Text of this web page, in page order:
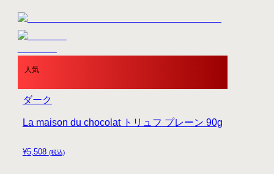
人気
¥5,508 (税込)
La maison du chocolat トリュフ プレーン 90g
ダーク